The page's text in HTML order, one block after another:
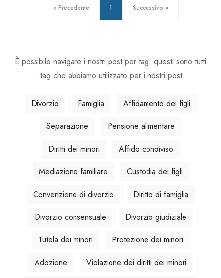
« Precedente 1 Successivo »
È possibile navigare i nostri post per tag: questi sono tutti
i tag che abbiamo utilizzato per i nostri post.
Divorzio Famiglia
Affidamento dei figli
Separazione
Pensione alimentare
Diritti dei minori
Affido condiviso
Mediazione familiare
Custodia dei figli
Convenzione di divorzio
Diritto di famiglia
Divorzio consensuale
Divorzio giudiziale
Tutela dei minori
Protezione dei minori
Adozione
Violazione dei diritti dei minori